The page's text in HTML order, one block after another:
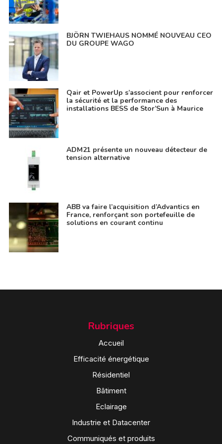
BJÖRN TWIEHAUS NOMMÉ NOUVEAU CEO
DU GROUPE WAGO
Qair et PowerUp s’associent pour renforcer
la sécurité et la performance des
installations BESS de Stor’Sun à Maurice
ADM21 présente un nouveau détecteur de
tension alternative
ABB va faire l’acquisition d’Advantics en
France, renforçant son portefeuille de
solutions en courant continu
Rubriques
Accueil
Efficacité énergétique
Résidentiel
Bâtiment
Eclairage
Industrie et Datacenter
Communiqués et produits